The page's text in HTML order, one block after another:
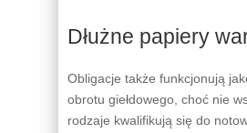
Dłużne papiery
Obligacje także funkcjonują
obrotu giełdowego, choć nie
rodzaje kwalifikują się do